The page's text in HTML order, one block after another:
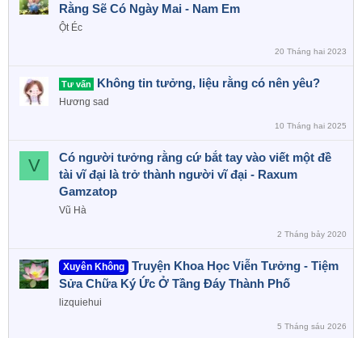
Rằng Sẽ Có Ngày Mai - Nam Em
Ột Éc
20 Tháng hai 2023
Tư vấn Không tin tưởng, liệu rằng có nên yêu?
Hương sad
10 Tháng hai 2025
V
Có người tưởng rằng cứ bắt tay vào viết một đề
tài vĩ đại là trở thành người vĩ đại - Raxum
Gamzatop
Vũ Hà
2 Tháng bảy 2020
Xuyên Không
Truyện Khoa Học Viễn Tưởng - Tiệm
Sửa Chữa Ký Ức Ở Tầng Đáy Thành Phố
lizquiehui
5 Tháng sáu 2026